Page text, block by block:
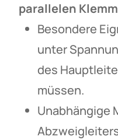
parallelen
Besondere
unter
des
müssen.
Unabhängige